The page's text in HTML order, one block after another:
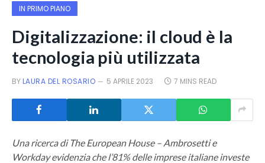
IN PRIMO PIANO
Digitalizzazione: il cloud è la
tecnologia più utilizzata
BYLAURA DEL ROSARIO 5 APRILE 2023 7 MINS READ
Una ricerca di The European House – Ambrosetti e
Workday evidenzia che l’81% delle imprese italiane investe